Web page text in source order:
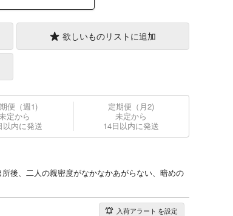
欲しいものリストに追加
便（週1)
定から
以内に発送
定期便（月2)
未定から
14日以内に発送
後、二人の親密度がなかなかあがらない、暗めの
入荷アラート を設定